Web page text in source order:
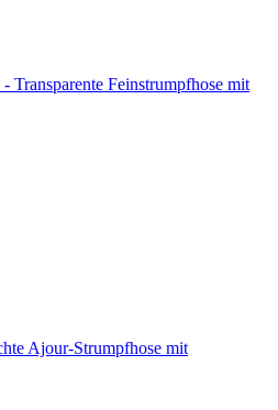
Transparente Feinstrumpfhose mit
Ajour-Strumpfhose mit